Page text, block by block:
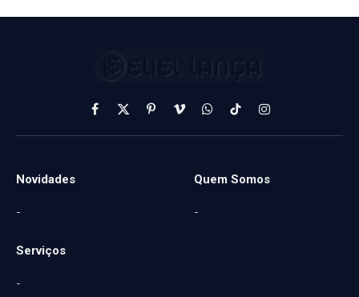
Facebook
X
(Twitter)
PinterestVimeoWhatsApp
TikTokInstagram
Novidades
-
Quem Somos
-
Serviços
-